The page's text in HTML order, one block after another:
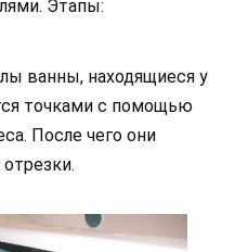
Этапы:
ванны, находящиеся у
точками с помощью
После чего они